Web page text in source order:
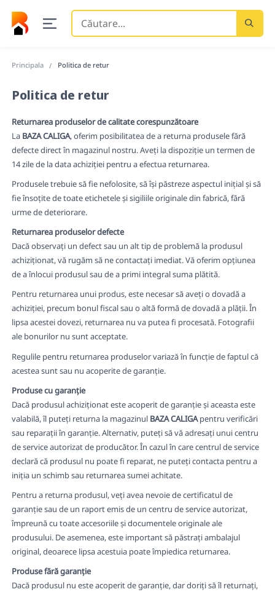
Căutare
Principala Politica de retur
Politica de retur
Returnarea produselor de calitate corespunzătoare
La BAZA CALIGA, oferim posibilitatea de a returna produsele fără
defecte direct în magazinul nostru. Aveți la dispoziție un termen de
14 zile de la data achiziției pentru a efectua returnarea.
Produsele trebuie să fie nefolosite, să își păstreze aspectul inițial și să
fie însoțite de toate etichetele și sigiliile originale din fabrică, fără
urme de deteriorare.
Returnarea produselor defecte
Dacă observați un defect sau un alt tip de problemă la produsul
achiziționat, vă rugăm să ne contactați imediat. Vă oferim opțiunea
de a înlocui produsul sau de a primi integral suma plătită.
Pentru returnarea unui produs, este necesar să aveți o dovadă a
achiziției, precum bonul fiscal sau o altă formă de dovadă a plății. În
lipsa acestei dovezi, returnarea nu va putea fi procesată. Fotografii
ale bonurilor nu sunt acceptate.
Regulile pentru returnarea produselor variază în funcție de faptul că
acestea sunt sau nu acoperite de garanție.
Produse cu garanție
Dacă produsul achiziționat este acoperit de garanție și aceasta este
valabilă, îl puteți returna la magazinul BAZA CALIGApentru verificări
sau reparații în garanție. Alternativ, puteți să vă adresați unui centru
de service autorizat de producător. În cazul în care centrul de service
declară că produsul nu poate fi reparat, ne puteți contacta pentru a
iniția un schimb sau returnarea sumei achitate.
Pentru a returna produsul, veți avea nevoie de certificatul de
garanție sau de un raport emis de un centru de service autorizat,
împreună cu toate accesoriile și documentele originale ale
produsului. De asemenea, este important să păstrați ambalajul
original, deoarece lipsa acestuia poate împiedica returnarea.
Produse fără garanție
Dacă produsul nu este acoperit de garanție, dar doriți să îl returnați,